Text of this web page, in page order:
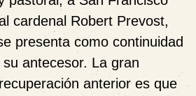
cardenal Robert Prevost,
presenta como continuidad
antecesor. La gran
anterior es que